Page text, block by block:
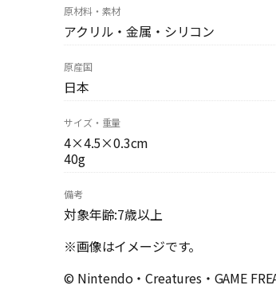
原材料・素材
アクリル・金属・シリコン
原産国
日本
サイズ・重量
4×4.5×0.3cm
40g
備考
対象年齢:7歳以上
※画像はイメージです。
© Nintendo・Creatures・GAME